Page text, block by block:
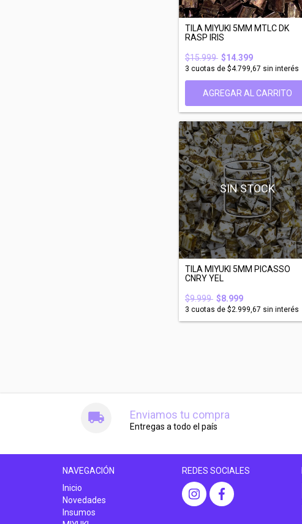
TILA MIYUKI 5MM MTLC DK
RASP IRIS
$15.999 $14.399
3 cuotas de $4.799,67 sin interés
AGREGAR AL CARRITO
SIN STOCK
TILA MIYUKI 5MM PICASSO
CNRY YEL
$9.999 $8.999
3 cuotas de $2.999,67 sin interés
Enviamos tu compra
Entregas a todo el país
NAVEGACIÓN
Inicio
Novedades
Insumos
REDES SOCIALES